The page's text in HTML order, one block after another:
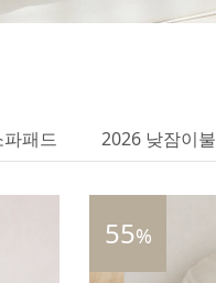
파패드 2026 낮잠이불
55%